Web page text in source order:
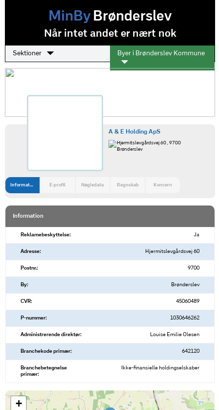
MinByBrønderslev
Når intet andet er nært nok
Sektioner Byer i Brønderslev Kommune
A & E Holding ApS
Hjermitslevgårdsvej 60 , 9700
Brønderslev
Information E-profil Nøgledata Regnskab Koncern
Information
Reklamebeskyttelse: Ja
Adresse: Hjermitslevgårdsvej 60
Postnr.: 9700
By: Brønderslev
CVR: 45060489
P-nummer: 1030646262
Administrerende direktør: Louise Emilie Olesen
Branchekode primær: 642120
Branchebetegnelse
primær:
Ikke-finansielle holdingselskaber
+